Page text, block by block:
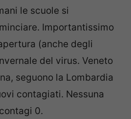
le scuole si
Importantissimo
(anche degli
del virus. Veneto
seguono la Lombardia
contagiati. Nessuna
0.